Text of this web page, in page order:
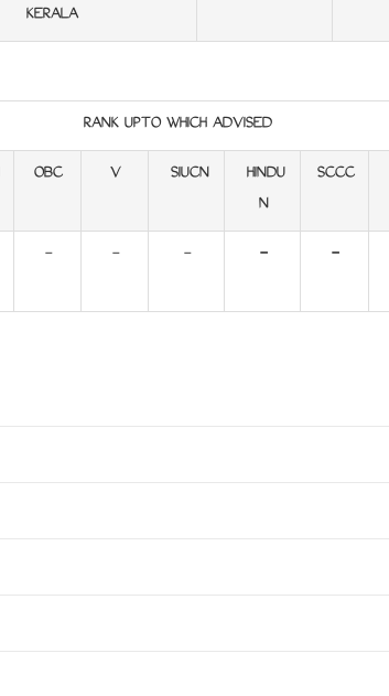
KERALA
RANK UPTO WHICH ADVISED
OBC V SIUCN
HINDU
N
SCCC
- - - - -